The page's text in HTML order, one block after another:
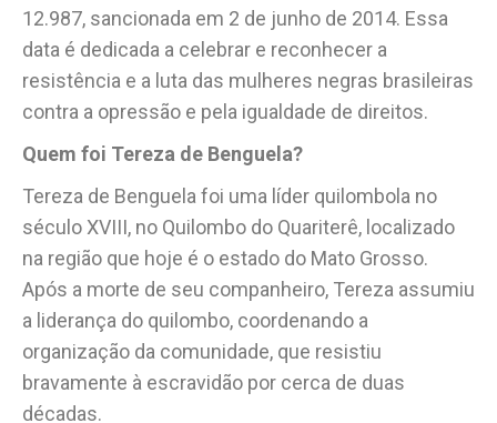
12.987, sancionada em 2 de junho de 2014. Essa
data é dedicada a celebrar e reconhecer a
resistência e a luta das mulheres negras brasileiras
contra a opressão e pela igualdade de direitos.
Quem foi Tereza de Benguela?
Tereza de Benguela foi uma líder quilombola no
século XVIII, no Quilombo do Quariterê, localizado
na região que hoje é o estado do Mato Grosso.
Após a morte de seu companheiro, Tereza assumiu
a liderança do quilombo, coordenando a
organização da comunidade, que resistiu
bravamente à escravidão por cerca de duas
décadas.